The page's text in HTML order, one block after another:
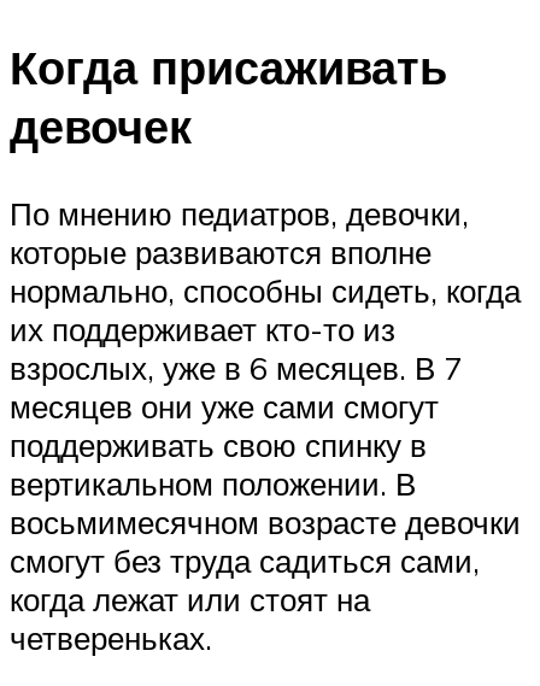
Когда присаживать
девочек
По мнению педиатров, девочки,
которые развиваются вполне
нормально, способны сидеть, когда
их поддерживает кто-то из
взрослых, уже в 6 месяцев. В 7
месяцев они уже сами смогут
поддерживать свою спинку в
вертикальном положении. В
восьмимесячном возрасте девочки
смогут без труда садиться сами,
когда лежат или стоят на
четвереньках.